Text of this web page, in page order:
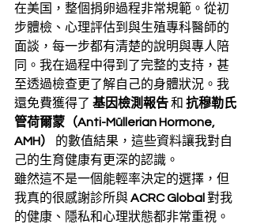
在美国，整個捐卵過程非常規範。從初
步體檢、心理評估到與生殖專科醫師的
面談，每一步都有清楚的說明與專人陪
同。我在過程中得到了完整的支持，甚
至透過檢查更了解自己的身體狀況。我
還免費獲得了 基因檢測報告 和 抗穆勒氏
管荷爾蒙（Anti-Müllerian Hormone,
AMH）
的數值結果，這些資料讓我對自
己的生育健康有更深的認識。
雖然這不是一個能輕率決定的選擇，但
我真的很感謝診所與 ACRC Global 對我
的健康、隱私和心理狀態都非常重視。